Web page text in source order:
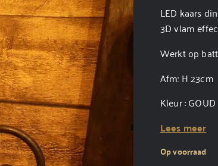
LED kaars
3D vlam
Werkt op
Afm: H 23cm
Kleur : GOUD
Lees meer
Op voorraad